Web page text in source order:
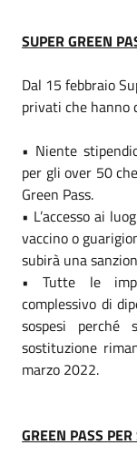
SUPER GREEN
Dal 15 febbraio
privati che hanno
• Niente
per gli over 50
Green Pass.
• L’accesso ai
vaccino o
subirà una
• Tutte le
complessivo di
sospesi perché
sostituzione
marzo 2022.
GREEN PASS